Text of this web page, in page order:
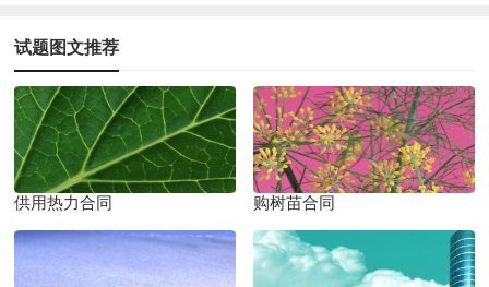
试题图文推荐
供用热力合同 购树苗合同